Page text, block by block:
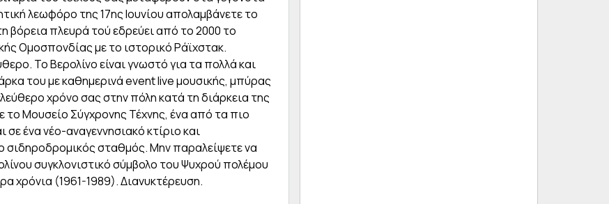
λεωφόρο της 17ης Ιουνίου απολαμβάνετε το
βόρεια πλευρά τού εδρεύει από το 2000 το
Ομοσπονδίας με το ιστορικό Ράϊχστακ.
Το Βερολίνο είναι γνωστό για τα πολλά και
του με καθημερινά event live μουσικής, μπύρας
χρόνο σας στην πόλη κατά τη διάρκεια της
το Μουσείο Σύγχρονης Τέχνης, ένα από τα πιο
ένα νέο-αναγεννησιακό κτίριο και
σιδηροδρομικός σταθμός. Μην παραλείψετε να
συγκλονιστικό σύμβολο του Ψυχρού πολέμου
χρόνια (1961-1989). Διανυκτέρευση.